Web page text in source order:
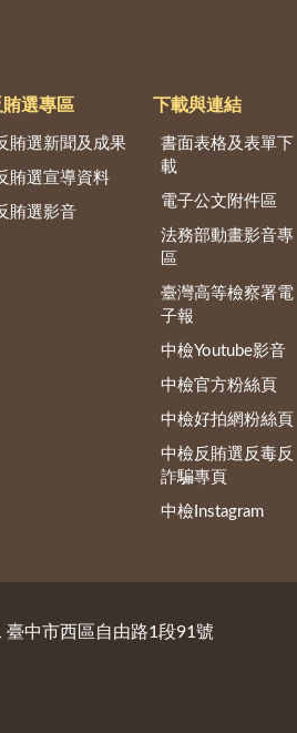
賄選專區
賄選新聞及成果
賄選宣導資料
賄選影音
下載與連結
書面表格及表單下
載
電子公文附件區
法務部動畫影音專
區
臺灣高等檢察署電
子報
中檢Youtube影音
中檢官方粉絲頁
中檢好拍網粉絲頁
中檢反賄選反毒反
詐騙專頁
中檢Instagram
臺中市西區自由路1段91號